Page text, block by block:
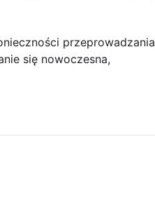
przeprowadzania
się nowoczesna,